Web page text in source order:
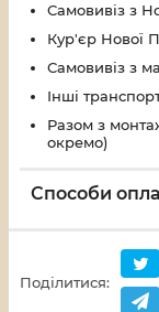
Самовивіз з
Кур'єр Нової
Самовивіз з
Інші
Разом з
окремо)
Способи
Поділитися: